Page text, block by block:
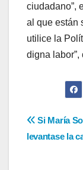
ciudadano”,
al que están
utilice la
digna labor”,
Si María
levantase la